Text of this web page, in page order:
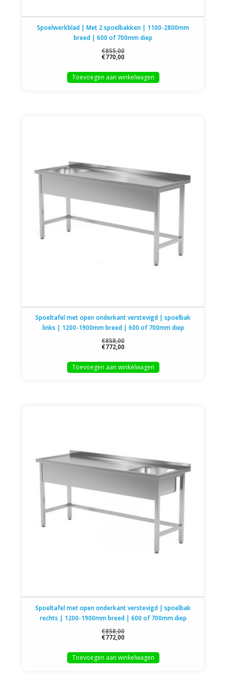
Spoelwerkblad | Met 2 spoelbakken | 1100-2800mm
breed | 600 of 700mm diep
€855,00
€770,00
Toevoegen aan winkelwagen
Spoeltafel met open onderkant verstevigd | spoelbak
links | 1200-1900mm breed | 600 of 700mm diep
€858,00
€772,00
Toevoegen aan winkelwagen
Spoeltafel met open onderkant verstevigd | spoelbak
rechts | 1200-1900mm breed | 600 of 700mm diep
€858,00
€772,00
Toevoegen aan winkelwagen